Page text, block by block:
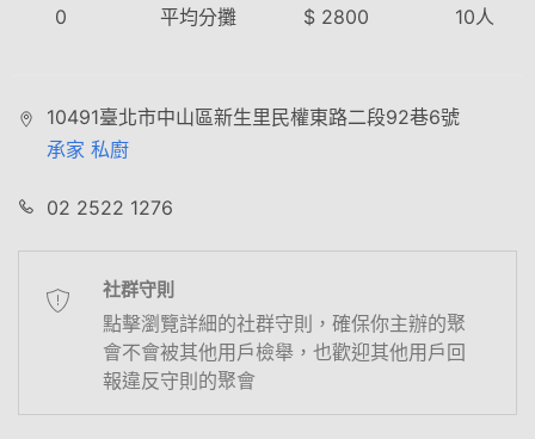
0 平均分攤 $ 2800 10人
10491臺北市中山區新生里民權東路二段92巷6號
承家 私廚
02 2522 1276
社群守則
點擊瀏覽詳細的社群守則，確保你主辦的聚
會不會被其他用戶檢舉，也歡迎其他用戶回
報違反守則的聚會